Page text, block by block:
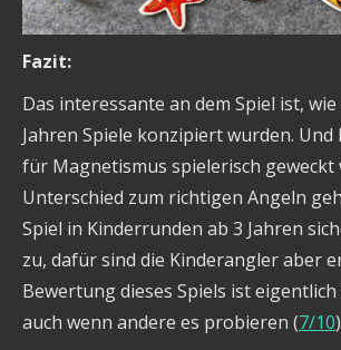
Fazit:
Das interessante an dem Spiel ist,
Jahren Spiele konzipiert wurden.
für Magnetismus spielerisch geweckt
Unterschied zum richtigen Angeln
Spiel in Kinderrunden ab 3 Jahren
zu, dafür sind die Kinderangler aber
Bewertung dieses Spiels ist
auch wenn andere es probieren (7/10